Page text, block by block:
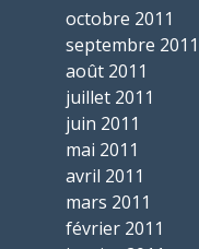
octobre 2011
septembre 2011
août 2011
juillet 2011
juin 2011
mai 2011
avril 2011
mars 2011
février 2011